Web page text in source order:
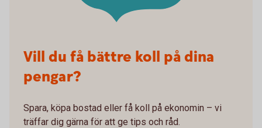
Vill du få bättre koll på dina
pengar?
Spara, köpa bostad eller få koll på ekonomin – vi
träffar dig gärna för att ge tips och råd.